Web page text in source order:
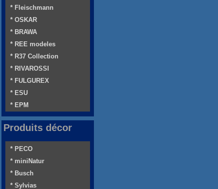
* Fleischmann
* OSKAR
* BRAWA
* REE modeles
* R37 Collection
* RIVAROSSI
* FULGUREX
* ESU
* EPM
Produits décor
* PECO
* miniNatur
* Busch
* Sylvias